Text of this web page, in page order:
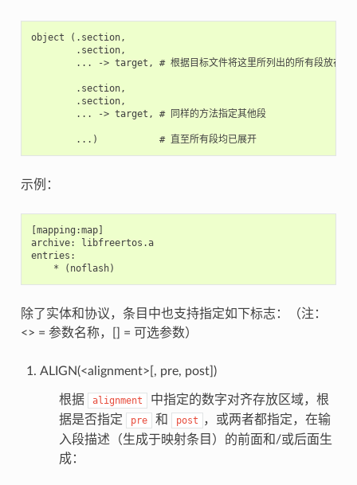
object (.section,
        .section,
... -> target, # 根据目标文件将这里所列出的所有段放在该
        .section,
        .section,
        ... -> target, # 同样的方法指定其他段
        ...)           # 直至所有段均已展开
示例：
[mapping:map]
archive: libfreertos.a
entries:
除了实体和协议，条目中也支持指定如下标志：（注：
<> = 参数名称，[] = 可选参数）
ALIGN(<alignment>[, pre, post])
根据 alignment
中指定的数字对齐存放区域，根
据是否指定
pre 和 post
，或两者都指定，在输
入段描述（生成于映射条目）的前面和/或后面生
成：